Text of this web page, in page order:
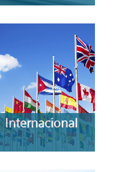
Internacional